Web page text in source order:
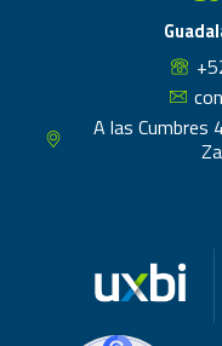
A las Cumbres